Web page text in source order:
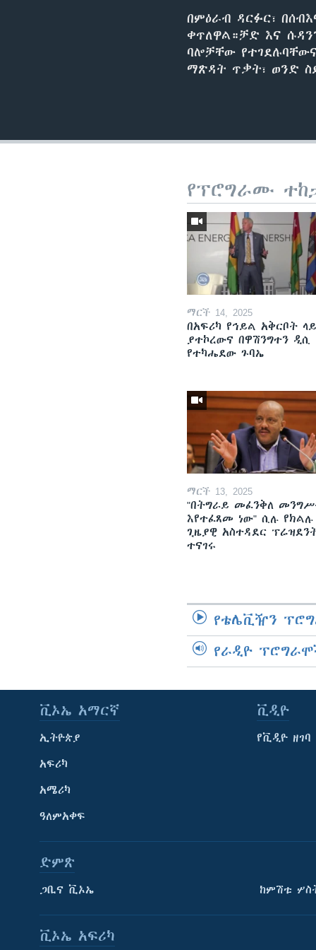
በምዕራብ ዳርፉር፣
ቀጥለዋል።ቻድ እና
ባሎቻቸው
ማጽዳት ጥቃት፣ ወንድ
የፕሮግራሙ
ማርች 14, 2025
በአፍሪካ የኅይል አቅርቦት
ያተኮረውና በዋሽንግተን ዲሲ
የተካሔደው ጉባኤ
ማርች 13, 2025
"በትግራይ መፈንቅለ
እየተፈጸመ ነው" ሲሉ የክልሉ
ጊዜያዊ አስተዳደር
ተናገሩ
የቴሌቪዥን
የራዲዮ
ቪኦኤ አማርኛ
ኢትዮጵያ
አፍሪካ
አሜሪካ
ዓለምአቀፍ
ቪዲዮ
የቪዲዮ ዘገባ
ድምጽ
ጋቢና ቪኦኤ ከምሽቱ
ቪኦኤ አፍሪካ